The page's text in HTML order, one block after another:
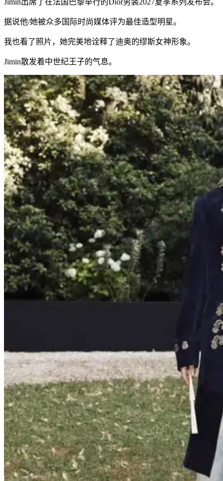
据说他/她被众多国际时尚媒体评为最佳造型明星。
我也看了照片，她完美地诠释了迪奥的缪斯女神形象。
Jimin散发着中世纪王子的气息。